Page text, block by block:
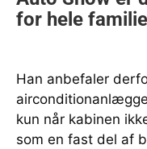
Han anbefaler
kun når kabinen
som en fast del af